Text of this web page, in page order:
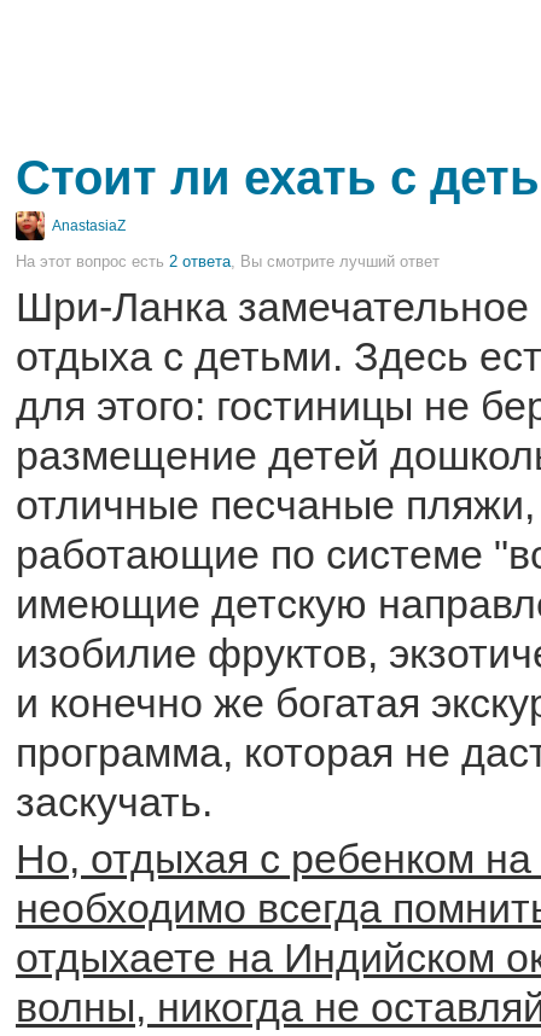
Стоит ли ехать с
AnastasiaZ
На этот вопрос есть 2 ответа, Вы смотрите лучший ответ
Шри-Ланка замечательное
отдыха с детьми. Здесь
для этого: гостиницы не
размещение детей
отличные песчаные
работающие по системе
имеющие детскую
изобилие фруктов,
и конечно же богатая
программа, которая не
заскучать.
Но, отдыхая с ребенком
необходимо всегда
отдыхаете на Индийском
волны, никогда не